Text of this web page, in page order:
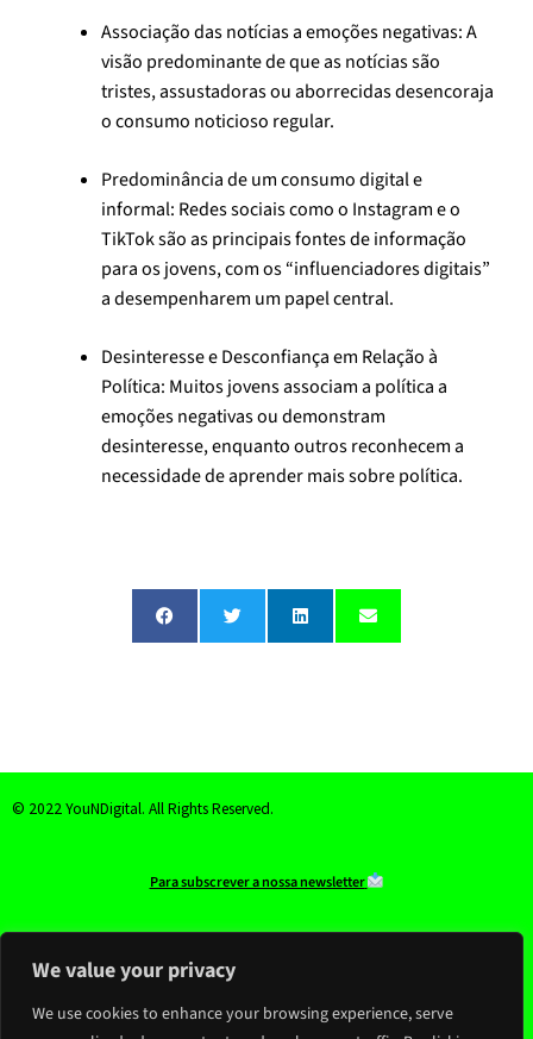
We value your privacy
We use cookies to enhance your browsing experience, serve
Associação das notícias a emoções negativas: A
visão predominante de que as notícias são
tristes, assustadoras ou aborrecidas desencoraja
o consumo noticioso regular.
Predominância de um consumo digital e
informal: Redes sociais como o Instagram e o
TikTok são as principais fontes de informação
para os jovens, com os “influenciadores digitais”
a desempenharem um papel central.
Desinteresse e Desconfiança em Relação à
Política: Muitos jovens associam a política a
emoções negativas ou demonstram
desinteresse, enquanto outros reconhecem a
necessidade de aprender mais sobre política.
© 2022 YouNDigital. All Rights Reserved.
Para subscrever a nossa newsletter
Visual identity of the project by Mafalda Marinho with guidance from Andreia Pinto de Sousa